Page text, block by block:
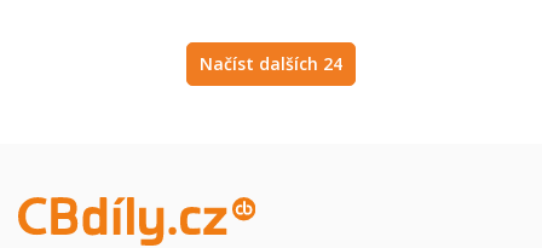
Načíst dalších 24